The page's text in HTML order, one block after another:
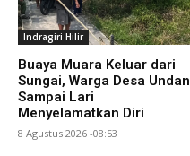
Indragiri Hilir
Buaya Muara Keluar dari
Sungai, Warga Desa Undan
Sampai Lari
Menyelamatkan Diri
8 Agustus 2026 -08:53